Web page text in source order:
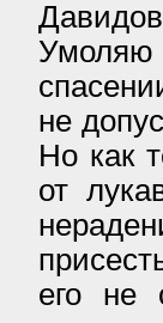
Умоляю
не
Но как
от
его не